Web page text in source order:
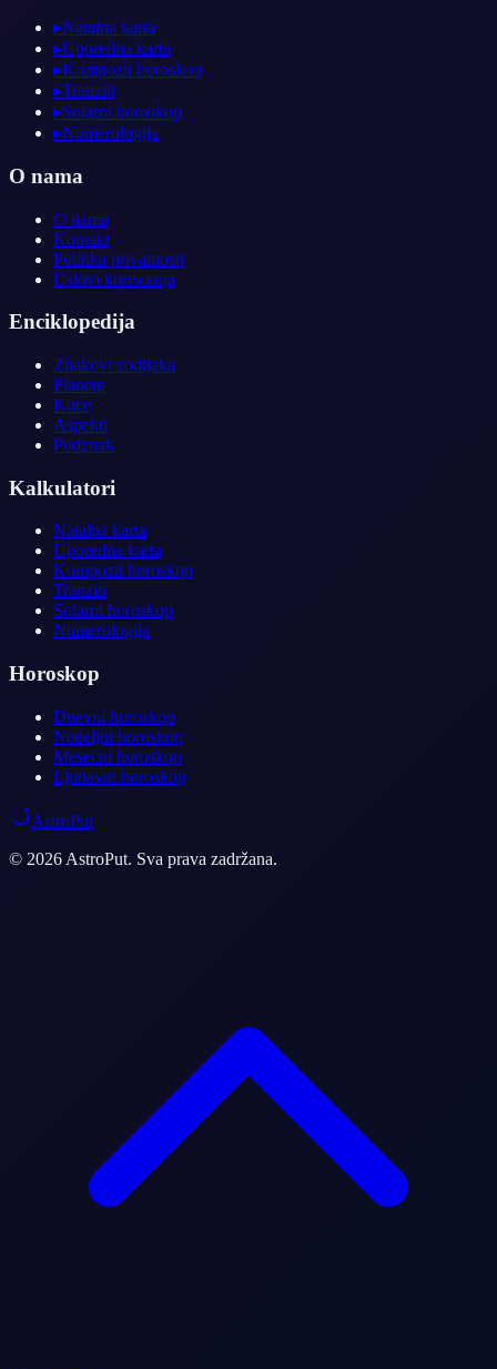
▸Natalna karta
▸Uporedna karta
▸Kompozit horoskop
▸Tranziti
▸Solarni horoskop
▸Numerologija
O nama
O nama
Kontakt
Politika privatnosti
Uslovi koriscenja
Enciklopedija
Znakovi zodijaka
Planete
Kuce
Aspekti
Podznak
Kalkulatori
Natalna karta
Uporedna karta
Kompozit horoskop
Tranziti
Solarni horoskop
Numerologija
Horoskop
Dnevni horoskop
Nedeljni horoskop
Mesecni horoskop
Ljubavni horoskop
AstroPut
© 2026 AstroPut. Sva prava zadržana.